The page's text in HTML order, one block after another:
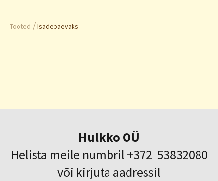
Tooted / Isadepäevaks
Hulkko OÜ
Helista meile numbril +372 53832080
või kirjuta aadressil